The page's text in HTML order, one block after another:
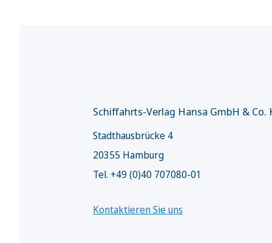
Schiffahrts-Verlag Hansa GmbH & Co.
Stadthausbrücke 4
20355 Hamburg
Tel. +49 (0)40 707080-01
Kontaktieren Sie uns